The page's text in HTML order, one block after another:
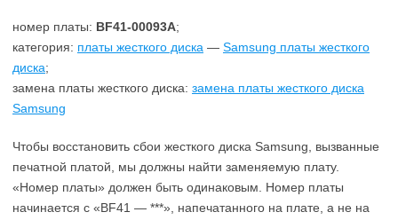
номер платы: BF41-00093A;
категория: платы жесткого диска — Samsung платы жесткого
диска;
замена платы жесткого диска: замена платы жесткого диска
Samsung
Чтобы восстановить сбои жесткого диска Samsung, вызванные
печатной платой, мы должны найти заменяемую плату.
«Номер платы» должен быть одинаковым. Номер платы
начинается с «BF41 — ***», напечатанного на плате, а не на